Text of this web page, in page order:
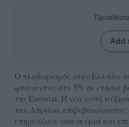
Add
Ο πληθωρισμός στην Ελλάδα
φτάνοντας στο 5% σε ετήσια
της Eurostat. Η νέα αυτή
τον Απρίλιο, επιβεβαιώνοντας
επηρεάζουν νοικοκυριά και